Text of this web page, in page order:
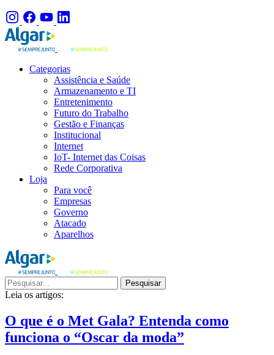
Categorias
Assistência e Saúde
Armazenamento e TI
Entretenimento
Futuro do Trabalho
Gestão e Finanças
Institucional
Internet
IoT- Internet das Coisas
Rede Corporativa
Loja
Para você
Empresas
Governo
Atacado
Aparelhos
Pesquisar
Leia os artigos:
O que é o Met Gala? Entenda como
funciona o “Oscar da moda”